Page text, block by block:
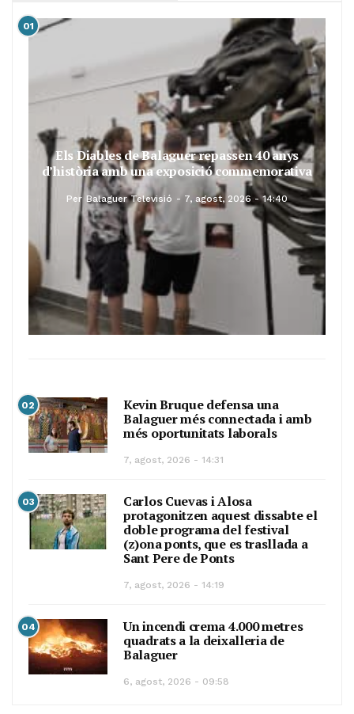
01
Els Diables de Balaguer repassen 40 anys
d’història amb una exposició commemorativa
Per Balaguer Televisió 7, agost, 2026 - 14:40
02
Kevin Bruque defensa una
Balaguer més connectada i amb
més oportunitats laborals
7, agost, 2026 - 14:31
03
Carlos Cuevas i Alosa
protagonitzen aquest dissabte el
doble programa del festival
(z)ona ponts, que es trasllada a
Sant Pere de Ponts
7, agost, 2026 - 14:19
04
Un incendi crema 4.000 metres
quadrats a la deixalleria de
Balaguer
6, agost, 2026 - 09:58